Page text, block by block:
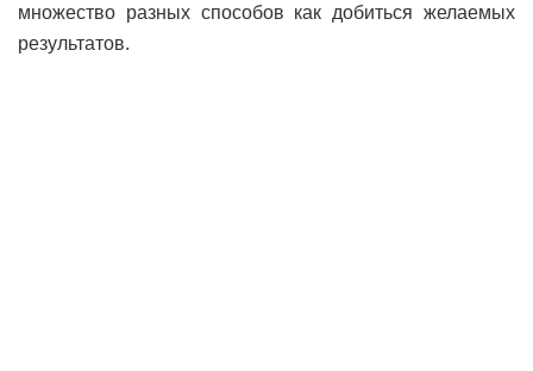
множество разных способов как добиться желаемых
результатов.